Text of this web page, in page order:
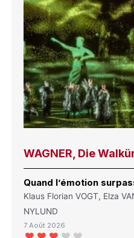
WAGNER, Die
Quand l’émotion
Klaus Florian VOGT, Elza
NYLUND
7 Août 2026